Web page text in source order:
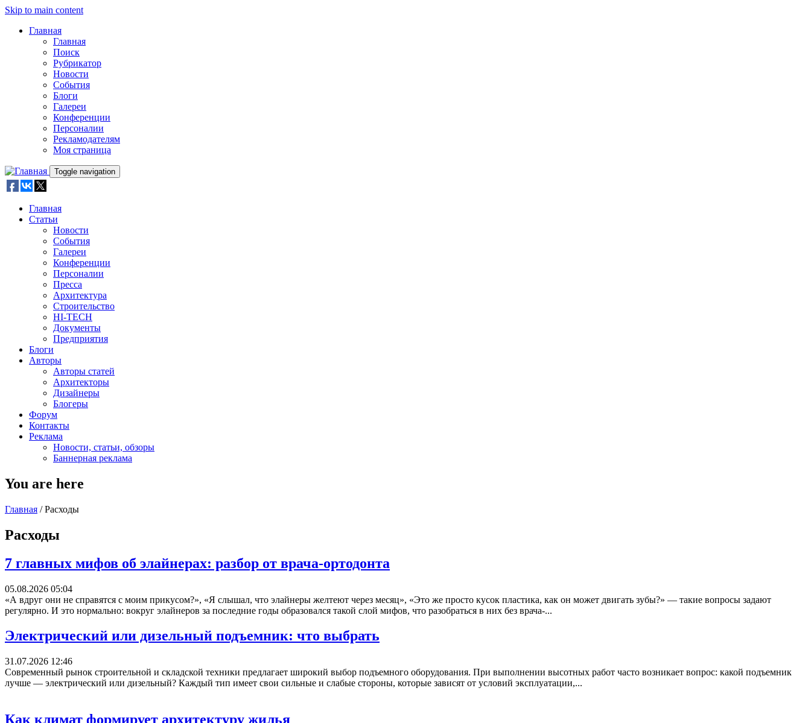
Skip to main content
Главная
Главная
Поиск
Рубрикатор
Новости
События
Блоги
Галереи
Конференции
Персоналии
Рекламодателям
Моя страница
Toggle navigation
Главная
Статьи
Новости
События
Галереи
Конференции
Персоналии
Пресса
Архитектура
Строительство
HI-TECH
Документы
Предприятия
Блоги
Авторы
Авторы статей
Архитекторы
Дизайнеры
Блогеры
Форум
Контакты
Реклама
Новости, статьи, обзоры
Баннерная реклама
You are here
Главная / Расходы
Расходы
7 главных мифов об элайнерах: разбор от врача-ортодонта
05.08.2026 05:04
«А вдруг они не справятся с моим прикусом?», «Я слышал, что элайнеры желтеют через месяц», «Это же просто кусок пластика, как он может двигать зубы?» — такие вопросы задают
регулярно. И это нормально: вокруг элайнеров за последние годы образовался такой слой мифов, что разобраться в них без врача-...
Электрический или дизельный подъемник: что выбрать
31.07.2026 12:46
Современный рынок строительной и складской техники предлагает широкий выбор подъемного оборудования. При выполнении высотных работ часто возникает вопрос: какой подъемник
лучше — электрический или дизельный? Каждый тип имеет свои сильные и слабые стороны, которые зависят от условий эксплуатации,...
Как климат формирует архитектуру жилья